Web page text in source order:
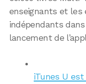
enseignants et les
indépendants
lancement de
iTunes U est